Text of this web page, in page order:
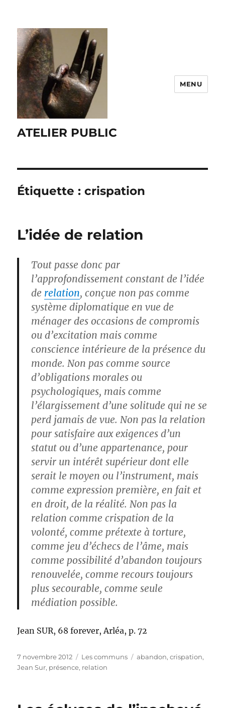
ATELIER PUBLIC
MENU
Étiquette :crispation
L’idée de relation
Tout passe donc par
l’approfondissement constant de l’idée
de relation, conçue non pas comme
système diplomatique en vue de
ménager des occasions de compromis
ou d’excitation mais comme
conscience intérieure de la présence du
monde. Non pas comme source
d’obligations morales ou
psychologiques, mais comme
l’élargissement d’une solitude qui ne se
perd jamais de vue. Non pas la relation
pour satisfaire aux exigences d’un
statut ou d’une appartenance, pour
servir un intérêt supérieur dont elle
serait le moyen ou l’instrument, mais
comme expression première, en fait et
en droit, de la réalité. Non pas la
relation comme crispation de la
volonté, comme prétexte à torture,
comme jeu d’échecs de l’âme, mais
comme possibilité d’abandon toujours
renouvelée, comme recours toujours
plus secourable, comme seule
médiation possible.
Jean SUR, 68 forever, Arléa, p. 72
Publié
le
7 novembre 2012 Catégories
Les communs Étiquettes
abandon,crispation,
Jean Sur, présence, relation